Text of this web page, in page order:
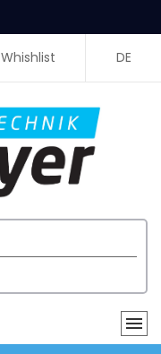
Whishlist DE